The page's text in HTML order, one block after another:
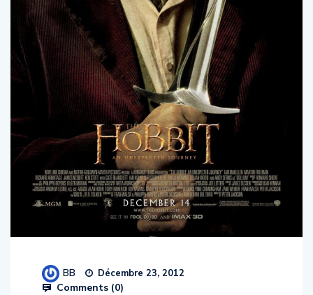
BB Décembre 23, 2012
Comments (0)